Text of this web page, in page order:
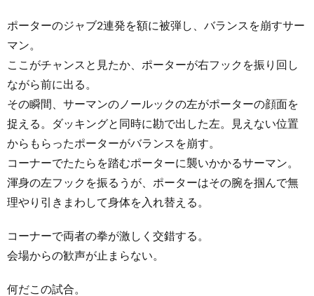
ポーターのジャブ2連発を額に被弾し、バランスを崩すサー
マン。
ここがチャンスと見たか、ポーターが右フックを振り回し
ながら前に出る。
その瞬間、サーマンのノールックの左がポーターの顔面を
捉える。ダッキングと同時に勘で出した左。見えない位置
からもらったポーターがバランスを崩す。
コーナーでたたらを踏むポーターに襲いかかるサーマン。
渾身の左フックを振るうが、ポーターはその腕を掴んで無
理やり引きまわして身体を入れ替える。
コーナーで両者の拳が激しく交錯する。
会場からの歓声が止まらない。
何だこの試合。